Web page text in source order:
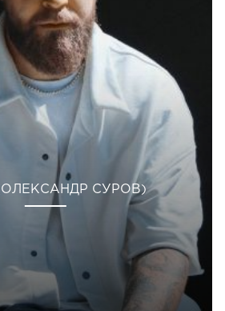
(ОЛЕКСАНДР СУРОВ)